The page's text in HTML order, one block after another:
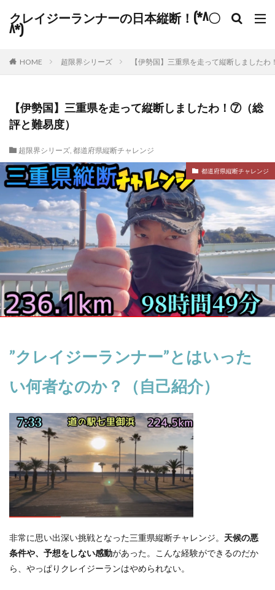
クレイジーランナーの日本縦断！(*^〇
^*)
HOME 超限界シリーズ 【伊勢国】三重県を走って縦断しました
【伊勢国】三重県を走って縦断しましたわ！⑦（総
評と難易度）
超限界シリーズ, 都道府県縦断チャレンジ
都道府県縦断チャレンジ
”クレイジーランナー”とはいった
い何者なのか？（自己紹介）
非常に思い出深い挑戦となった三重県縦断チャレンジ。 天候の悪
条件や、予想をしない感動があった。こんな経験ができるのだか
ら、やっぱりクレイジーランはやめられない。